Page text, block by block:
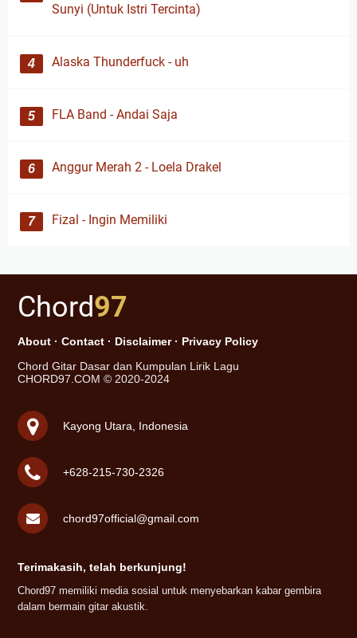
Sunyi (Untuk Istri Tercinta)
Alaska Thunderfuck - uh
FLA Band - Andai Saja
Anggur Merah 2 - Loela Drakel
Fizal - Ingin Memiliki
Chord97
About · Contact · Disclaimer· Privacy Policy
Chord Gitar Dasar dan Kumpulan Lirik Lagu
CHORD97.COM © 2020-2024
Kayong Utara, Indonesia
+628-215-730-2326
chord97official@gmail.com
Terimakasih, telah berkunjung!
Chord97 memiliki media sosial untuk menyebarkan kabar gembira
dalam bermain gitar akustik.